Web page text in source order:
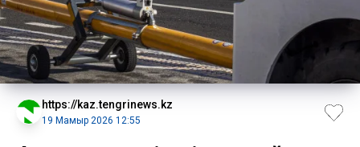
https://kaz.tengrinews.kz
19 Мамыр 2026 12:55